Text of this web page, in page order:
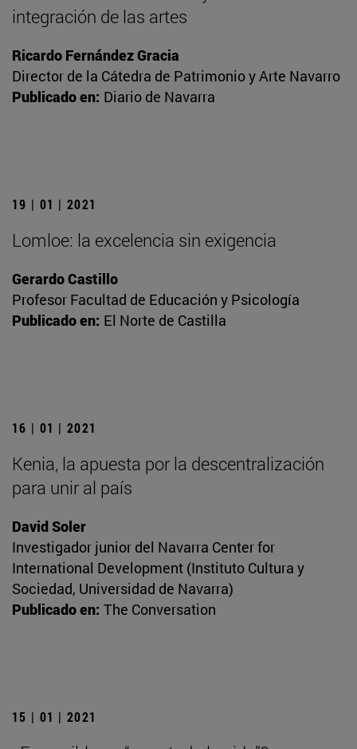
integración de las artes
Ricardo Fernández Gracia
Director de la Cátedra de Patrimonio y Arte Navarro
Publicado en: Diario de Navarra
19 | 01 | 2021
Lomloe: la excelencia sin exigencia
Gerardo Castillo
Profesor Facultad de Educación y Psicología
Publicado en: El Norte de Castilla
16 | 01 | 2021
Kenia, la apuesta por la descentralización
para unir al país
David Soler
Investigador junior del Navarra Center for
International Development (Instituto Cultura y
Sociedad, Universidad de Navarra)
Publicado en: The Conversation
15 | 01 | 2021